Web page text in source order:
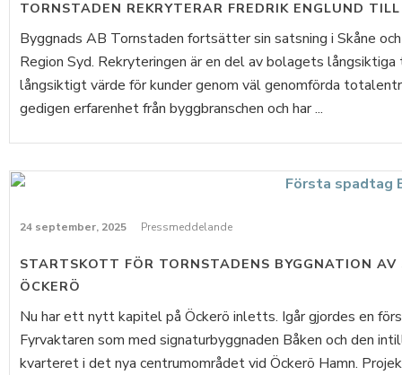
TORNSTADEN REKRYTERAR FREDRIK ENGLUND
Byggnads AB Tornstaden fortsätter sin satsning i Skåne
Region Syd. Rekryteringen är en del av bolagets
långsiktigt värde för kunder genom väl genomförda
gedigen erfarenhet från byggbranschen och har ...
24 september, 2025 Pressmeddelande
STARTSKOTT FÖR TORNSTADENS BYGGNATION
ÖCKERÖ
Nu har ett nytt kapitel på Öckerö inletts. Igår gjordes en
Fyrvaktaren som med signaturbyggnaden Båken och den
kvarteret i det nya centrumområdet vid Öckerö Hamn.